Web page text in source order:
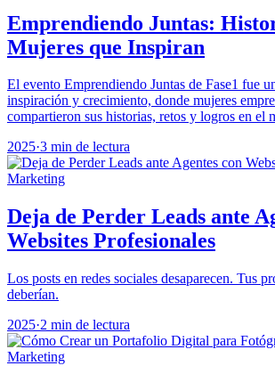
Emprendiendo Juntas:
Mujeres que Inspiran
El evento Emprendiendo Juntas de Fase1 fue
inspiración y crecimiento, donde mujeres
compartieron sus historias, retos y logros en el
2025·3 min de lectura
Marketing
Deja de Perder Leads ante
Websites Profesionales
Los posts en redes sociales desaparecen. Tus
deberían.
2025·2 min de lectura
Marketing